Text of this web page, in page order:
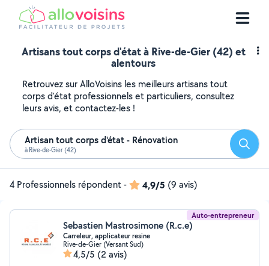
Artisans tout corps d'état à Rive-de-Gier (42) et
alentours
Retrouvez sur AlloVoisins les meilleurs artisans tout
corps d'état professionnels et particuliers, consultez
leurs avis, et contactez-les !
Artisan tout corps d'état - Rénovation
à Rive-de-Gier (42)
4 Professionnels répondent- 4,9/5 (9 avis)
Auto-entrepreneur
Sebastien Mastrosimone (R.c.e)
Carreleur, applicateur resine
Rive-de-Gier (Versant Sud)
4,5/5 (2 avis)